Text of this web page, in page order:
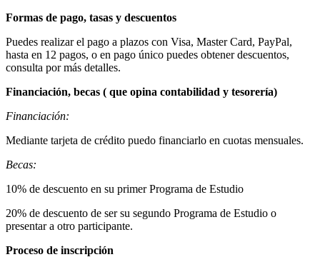
Formas de pago, tasas y descuentos
Puedes realizar el pago a plazos con Visa, Master Card, PayPal,
hasta en 12 pagos, o en pago único puedes obtener descuentos,
consulta por más detalles.
Financiación, becas ( que opina contabilidad y tesorería)
Financiación:
Mediante tarjeta de crédito puedo financiarlo en cuotas mensuales.
Becas:
10% de descuento en su primer Programa de Estudio
20% de descuento de ser su segundo Programa de Estudio o
presentar a otro participante.
Proceso de inscripción